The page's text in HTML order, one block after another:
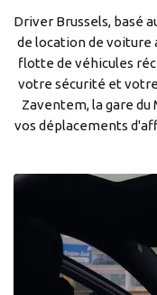
Driver Brussels, basé
de location de voiture
flotte de véhicules
votre sécurité et
Zaventem, la gare
vos déplacements